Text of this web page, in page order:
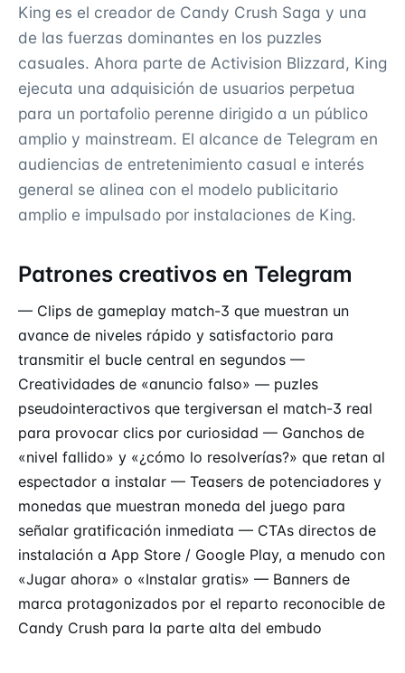
King es el creador de Candy Crush Saga y una
de las fuerzas dominantes en los puzzles
casuales. Ahora parte de Activision Blizzard, King
ejecuta una adquisición de usuarios perpetua
para un portafolio perenne dirigido a un público
amplio y mainstream. El alcance de Telegram en
audiencias de entretenimiento casual e interés
general se alinea con el modelo publicitario
amplio e impulsado por instalaciones de King.
Patrones creativos en Telegram
— Clips de gameplay match-3 que muestran un
avance de niveles rápido y satisfactorio para
transmitir el bucle central en segundos —
Creatividades de «anuncio falso» — puzles
pseudointeractivos que tergiversan el match-3 real
para provocar clics por curiosidad — Ganchos de
«nivel fallido» y «¿cómo lo resolverías?» que retan al
espectador a instalar — Teasers de potenciadores y
monedas que muestran moneda del juego para
señalar gratificación inmediata — CTAs directos de
instalación a App Store / Google Play, a menudo con
«Jugar ahora» o «Instalar gratis» — Banners de
marca protagonizados por el reparto reconocible de
Candy Crush para la parte alta del embudo